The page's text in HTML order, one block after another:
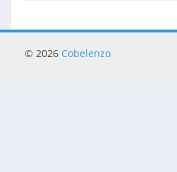
© 2026 Cobelenzo